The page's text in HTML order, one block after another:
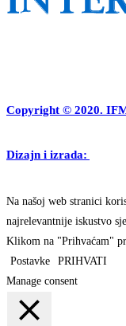
Copyright © 2020.
Dizajn i izrada:
Na našoj web stranici
najrelevantnije iskustvo
Klikom na "Prihvaćam"
Postavke
PRIHVATI
Manage consent